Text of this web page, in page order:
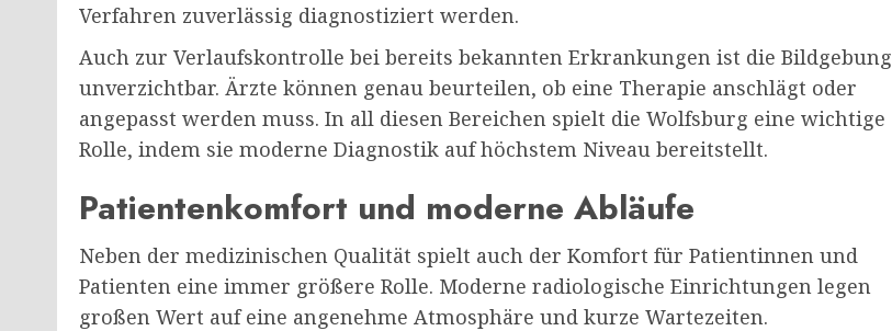
Verfahren zuverlässig diagnostiziert werden.
Auch zur Verlaufskontrolle bei bereits bekannten Erkrankungen ist die Bildgebung
unverzichtbar. Ärzte können genau beurteilen, ob eine Therapie anschlägt oder
angepasst werden muss. In all diesen Bereichen spielt die Wolfsburg eine wichtige
Rolle, indem sie moderne Diagnostik auf höchstem Niveau bereitstellt.
Patientenkomfort und moderne Abläufe
Neben der medizinischen Qualität spielt auch der Komfort für Patientinnen und
Patienten eine immer größere Rolle. Moderne radiologische Einrichtungen legen
großen Wert auf eine angenehme Atmosphäre und kurze Wartezeiten.